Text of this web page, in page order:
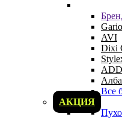
AVI
Dixi
ADD
Все
АКЦИЯ